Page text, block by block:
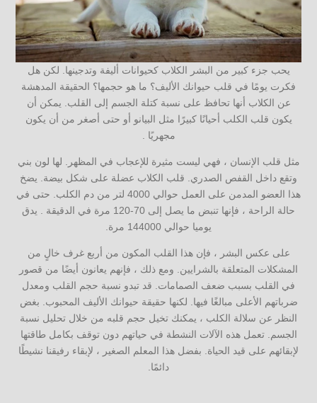
يحب جزء كبير من البشر الكلاب كحيوانات أليفة وتدجينها. لكن هل
فكرت يومًا في قلب حيوانك الأليف؟ ما هو حجمها؟ الحقيقة المدهشة
عن الكلاب أنها تحافظ على نسبة كتلة الجسم إلى القلب. يمكن أن
يكون قلب الكلب أحيانًا كبيرًا مثل البيانو أو حتى أصغر من أن يكون
مجهريًا .
مثل قلب الإنسان ، فهي ليست مثيرة للإعجاب في المظهر. لها لون بني
وتقع داخل القفص الصدري. قلب الكلاب عضلة على شكل بيضة. يضخ
هذا العضو المدمن على العمل حوالي 4000 لتر من دم الكلب. حتى في
حالة الراحة ، فإنها تنبض ما يصل إلى 70-120 مرة في الدقيقة . يدق
يوميا حوالي 144000 مرة.
على عكس البشر ، فإن هذا القلب المكون من أربع غرف خالٍ من
المشكلات المتعلقة بالشرايين. ومع ذلك ، فإنهم يعانون أيضًا من قصور
في القلب بسبب ضعف الصمامات. قد تبدو نسبة حجم القلب ومعدل
ضرباتهم الأعلى مبالغًا فيها. لكنها حقيقة حيوانك الأليف المحبوب. بغض
النظر عن سلالة الكلب ، يمكنك تخيل حجم قلبه من خلال تحليل نسبة
الجسم. تعمل هذه الآلات النشطة في حياتهم دون توقف بكامل طاقتها
لإبقائهم على قيد الحياة. بفضل هذا المعلم الصغير ، لإبقاء رفيقنا نشيطًا
دائمًا.